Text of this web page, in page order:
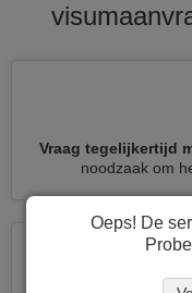
Vraag tegelijkertijd
noodzaak om
Oeps! De